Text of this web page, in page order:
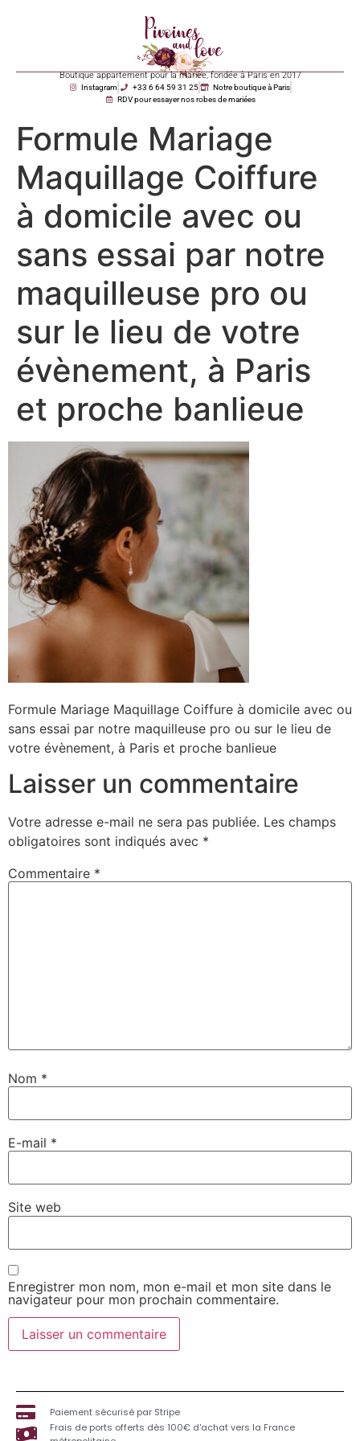
Boutique appartement pour la mariée, fondée à Paris en 2017
Instagram +33 6 64 59 31 25
Notre boutique à Paris
RDV pour essayer nos robes de mariées
Formule Mariage
Maquillage Coiffure
à domicile avec ou
sans essai par notre
maquilleuse pro ou
sur le lieu de votre
évènement, à Paris
et proche banlieue
Formule Mariage Maquillage Coiffure à domicile avec ou
sans essai par notre maquilleuse pro ou sur le lieu de
votre évènement, à Paris et proche banlieue
Laisser un commentaire
Votre adresse e-mail ne sera pas publiée. Les champs
obligatoires sont indiqués avec *
Commentaire *
Nom *
E-mail *
Site web
Enregistrer mon nom, mon e-mail et mon site dans le
navigateur pour mon prochain commentaire.
Paiement sécurisé par Stripe
Frais de ports offerts dès 100€ d'achat vers la France